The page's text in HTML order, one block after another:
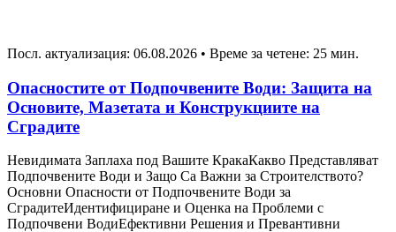
Посл. актуализация: 06.08.2026 • Време за четене: 25 мин.
Опасностите от Подпочвените Води: Защита на
Основите, Мазетата и Конструкциите на
Сградите
Невидимата Заплаха под Вашите КракаКакво Представляват
Подпочвените Води и Защо Са Важни за Строителството?
Основни Опасности от Подпочвените Води за
СградитеИдентифициране и Оценка на Проблеми с
Подпочвени ВодиЕфективни Решения и Превантивни